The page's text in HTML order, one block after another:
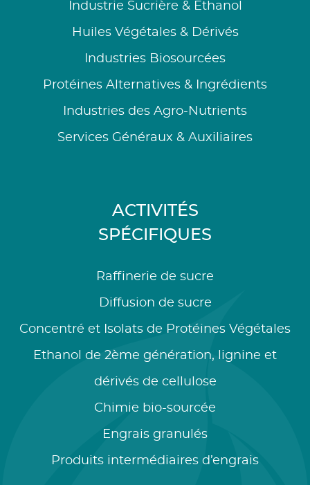
Industrie Sucrière & Ethanol
Huiles Végétales & Dérivés
Industries Biosourcées
Protéines Alternatives & Ingrédients
Industries des Agro-Nutrients
Services Généraux & Auxiliaires
ACTIVITÉS
SPÉCIFIQUES
Raffinerie de sucre
Diffusion de sucre
Concentré et Isolats de Protéines Végétales
Ethanol de 2ème génération, lignine et
dérivés de cellulose
Chimie bio-sourcée
Engrais granulés
Produits intermédiaires d’engrais